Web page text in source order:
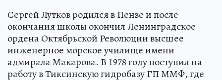
Сергей Лутков родился в Пензе и после
окончания школы окончил Ленинградское
ордена Октябрьской Революции высшее
инженерное морское училище имени
адмирала Макарова. В 1978 году поступил на
работу в Тиксинскую гидробазу ГП ММФ, где